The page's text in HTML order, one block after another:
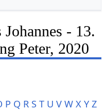
- 13.
Peter, 2020
P Q R S T U V W X Y Z